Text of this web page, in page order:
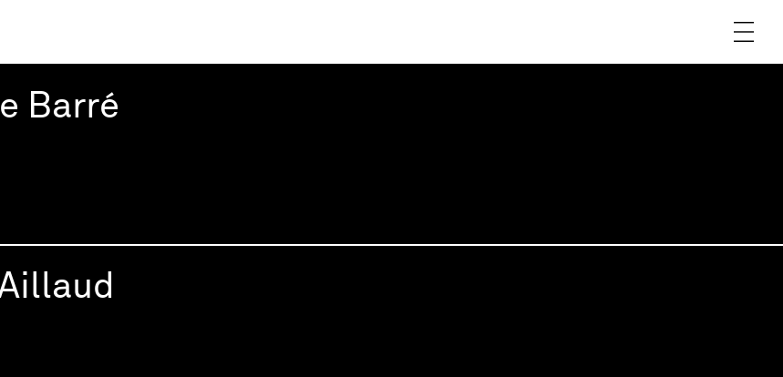
Barré